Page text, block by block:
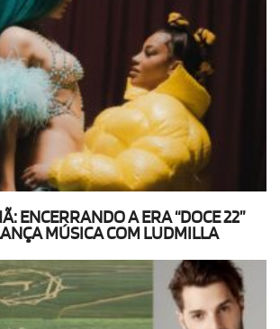
ENCERRANDO A ERA “DOCE 22”
MÚSICA COM LUDMILLA